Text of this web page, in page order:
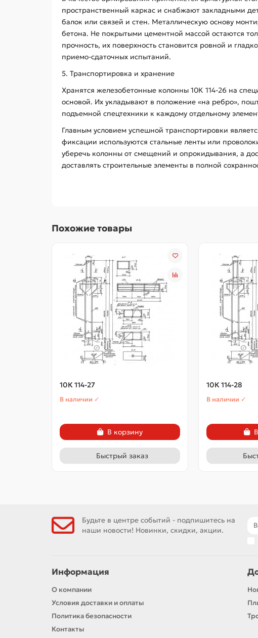
пространственный каркас и снабжают закладными
балок или связей и стен. Металлическую основу
бетона. Не покрытыми цементной массой остаются
прочность, их поверхность становится ровной и
приемо-сдаточных испытаний.
5. Транспортировка и хранение
Хранятся железобетонные колонны 10К 114-26 на
основой. Их укладывают в положение «на ребро»,
подъемной спецтехники к каждому отдельному
Главным условием успешной транспортировки
фиксации используются стальные ленты или
уберечь колонны от смещений и опрокидывания, а
доставлять строительные элементы в полной
Похожие товары
10К 114-27
В наличии ✓
В корзину
Быстрый заказ
10К 114-28
В наличии ✓
Будьте в центре событий - подпишитесь на
наши новости! Новинки, скидки, акции.
Информация
О компании
Условия доставки и оплаты
Политика безопасности
Контакты